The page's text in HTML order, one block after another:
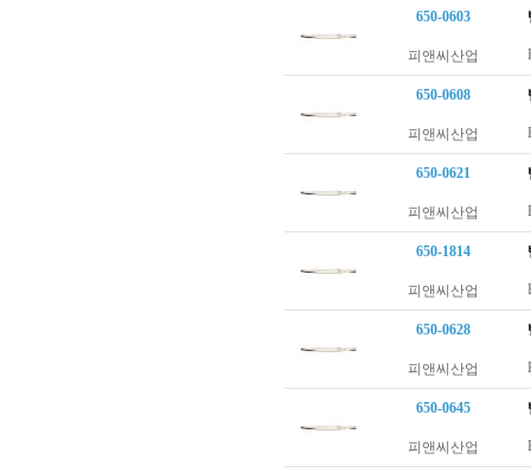
650-0603
피앤씨산업
650-0608
피앤씨산업
650-0621
피앤씨산업
650-1814
피앤씨산업
650-0628
피앤씨산업
650-0645
피앤씨산업